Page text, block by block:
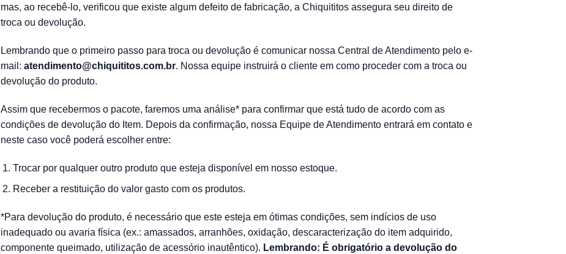
mas, ao recebê-lo, verificou que existe algum defeito de fabricação, a Chiquititos assegura seu direito de
troca ou devolução.
Lembrando que o primeiro passo para troca ou devolução é comunicar nossa Central de Atendimento pelo e-
mail: atendimento@chiquititos.com.br. Nossa equipe instruirá o cliente em como proceder com a troca ou
devolução do produto.
Assim que recebermos o pacote, faremos uma análise* para confirmar que está tudo de acordo com as
condições de devolução do Item. Depois da confirmação, nossa Equipe de Atendimento entrará em contato e
neste caso você poderá escolher entre:
Trocar por qualquer outro produto que esteja disponível em nosso estoque.
Receber a restituição do valor gasto com os produtos.
*Para devolução do produto, é necessário que este esteja em ótimas condições, sem indícios de uso
inadequado ou avaria física (ex.: amassados, arranhões, oxidação, descaracterização do item adquirido,
componente queimado, utilização de acessório inautêntico). Lembrando: É obrigatório a devolução do